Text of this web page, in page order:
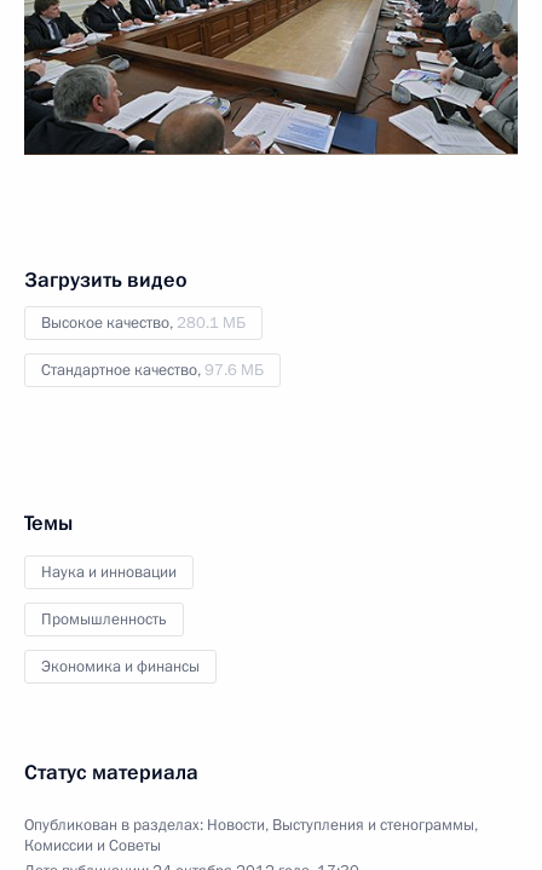
Загрузить видео
Высокое качество, 280.1 МБ
Стандартное качество,97.6 МБ
Темы
Наука и инновации
Промышленность
Экономика и финансы
Статус материала
Опубликован в разделах: Новости, Выступления и стенограммы,
Комиссии и Советы